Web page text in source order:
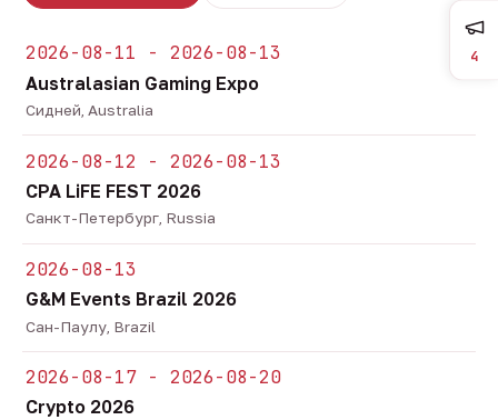
2026-08-11 - 2026-08-13
Australasian Gaming Expo
Сидней, Australia
2026-08-12 - 2026-08-13
CPA LiFE FEST 2026
Санкт-Петербург, Russia
2026-08-13
G&M Events Brazil 2026
Сан-Паулу, Brazil
2026-08-17 - 2026-08-20
Crypto 2026
4